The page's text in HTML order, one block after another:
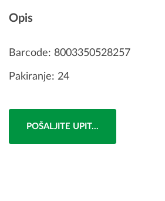
Opis
Barcode: 8003350528257
Pakiranje: 24
POŠALJITE UPIT...